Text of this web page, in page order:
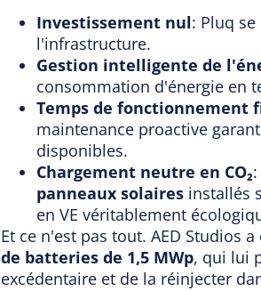
Investissement nul: Pluq
l'infrastructure.
Gestion intelligente de
consommation d'énergie en
Temps de fonctionnement
maintenance proactive
disponibles.
Chargement neutre en CO₂
panneaux solaires installés
en VE véritablement
Et ce n'est pas tout. AED Studios
de batteries de 1,5 MWp, qui lui
excédentaire et de la réinjecter